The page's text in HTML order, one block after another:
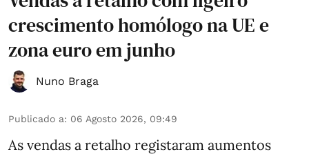
crescimento homólogo na UE e
zona euro em junho
Nuno Braga
Publicado a: 06 Agosto 2026, 09:49
As vendas a retalho registaram aumentos